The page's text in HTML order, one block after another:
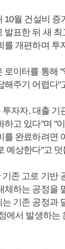
10월 건설비 증
발표한 뒤 새
를 개편하며 투
로이터를 통해
해주기 어렵다"
자자, 대출 기
하고 있다"며 "
를 완료하려면
예상한다"고 덧
존 고로 기반
체하는 공정을
기존 공정과
에서 발생하는